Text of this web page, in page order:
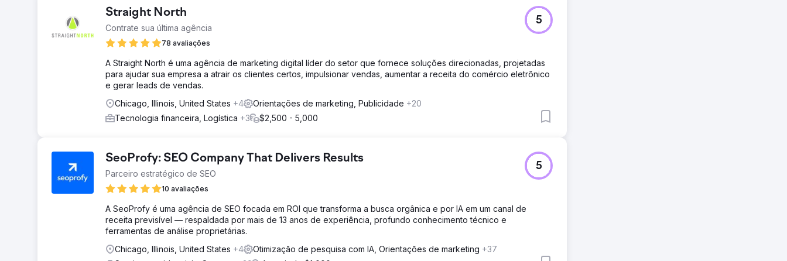
Straight North
Contrate sua última agência
78 avaliações
5
A Straight North é uma agência de marketing digital líder do setor que fornece soluções direcionadas, projetadas
para ajudar sua empresa a atrair os clientes certos, impulsionar vendas, aumentar a receita do comércio eletrônico
e gerar leads de vendas.
Chicago, Illinois, United States +4 Orientações de marketing, Publicidade +20
Tecnologia financeira, Logística +3 $2,500 - 5,000
SeoProfy: SEO Company That Delivers Results
Parceiro estratégico de SEO
10 avaliações
5
A SeoProfy é uma agência de SEO focada em ROI que transforma a busca orgânica e por IA em um canal de
receita previsível — respaldada por mais de 13 anos de experiência, profundo conhecimento técnico e
ferramentas de análise proprietárias.
Chicago, Illinois, United States +4 Otimização de pesquisa com IA, Orientações de marketing +37